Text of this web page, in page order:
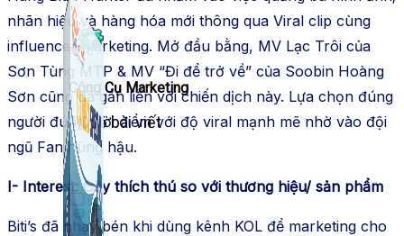
Công Cụ Marketing
1,066 bài viết
nhãn hiệu và hàng hóa mới thông qua Viral clip cùng
influencer marketing. Mở đầu bằng, MV Lạc Trôi của
Sơn Tùng MTP & MV “Đi để trở về” của Soobin Hoàng
Sơn cũng đã gắn liền với chiến dịch này. Lựa chọn đúng
người đúng thời điểm với độ viral mạnh mẽ nhờ vào đội
ngũ Fan hùng hậu.
I- Interest: Gây thích thú so với thương hiệu/ sản phẩm
Biti’s đã nhạy bén khi dùng kênh KOL để marketing cho